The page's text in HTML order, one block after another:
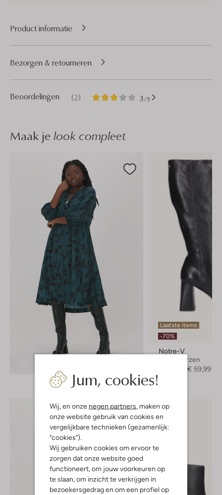
Jum, cookies!
Wij, en onze negen partners, maken op
onze website gebruik van cookies en
vergelijkbare technieken (gezamenlijk:
"cookies").
Wij gebruiken cookies om ervoor te
zorgen dat onze website goed
functioneert, om jouw voorkeuren op
te slaan, om inzicht te verkrijgen in
bezoekersgedrag en om een profiel op
Product informatie
Beoordelingen (2) 3/5
2
3
Bezorgen & retourneren
Maak je look compleet
Laatste items
-70%
Notre-V
Hoge laarzen
€ 59,99